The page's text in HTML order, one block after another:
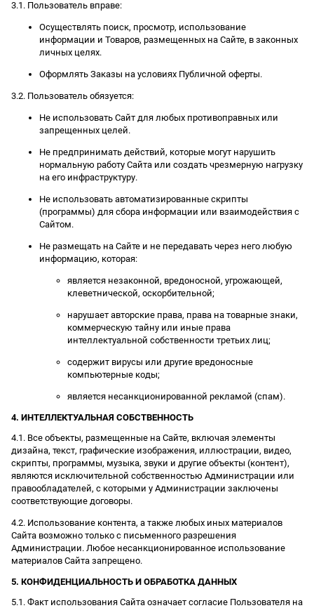
3.1. Пользователь вправе:
Осуществлять поиск, просмотр, использование
информации и Товаров, размещенных на Сайте, в законных
личных целях.
Оформлять Заказы на условиях Публичной оферты.
3.2. Пользователь обязуется:
Не использовать Сайт для любых противоправных или
запрещенных целей.
Не предпринимать действий, которые могут нарушить
нормальную работу Сайта или создать чрезмерную нагрузку
на его инфраструктуру.
Не использовать автоматизированные скрипты
(программы) для сбора информации или взаимодействия с
Сайтом.
Не размещать на Сайте и не передавать через него любую
информацию, которая:
является незаконной, вредоносной, угрожающей,
клеветнической, оскорбительной;
нарушает авторские права, права на товарные знаки,
коммерческую тайну или иные права
интеллектуальной собственности третьих лиц;
содержит вирусы или другие вредоносные
компьютерные коды;
является несанкционированной рекламой (спам).
4. ИНТЕЛЛЕКТУАЛЬНАЯ СОБСТВЕННОСТЬ
4.1. Все объекты, размещенные на Сайте, включая элементы
дизайна, текст, графические изображения, иллюстрации, видео,
скрипты, программы, музыка, звуки и другие объекты (контент),
являются исключительной собственностью Администрации или
правообладателей, с которыми у Администрации заключены
соответствующие договоры.
4.2. Использование контента, а также любых иных материалов
Сайта возможно только с письменного разрешения
Администрации. Любое несанкционированное использование
материалов Сайта запрещено.
5. КОНФИДЕНЦИАЛЬНОСТЬ И ОБРАБОТКА ДАННЫХ
5.1. Факт использования Сайта означает согласие Пользователя на